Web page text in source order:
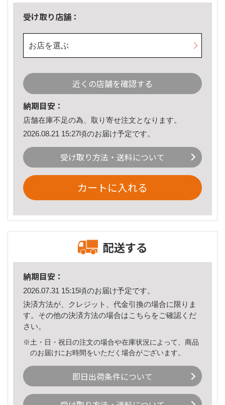
受け取り店舗：
お店を選ぶ
近くの店舗を確認する
納期目安：
店舗在庫不足の為、取り寄せ注文となります。
2026.08.21 15:27頃のお届け予定です。
受け取り方法・送料について
カートに入れる
配送する
納期目安：
2026.07.31 15:15頃のお届け予定です。
決済方法が、クレジット、代金引換の場合に限りま
す。その他の決済方法の場合はこちら をご確認くだ
さい。
※土・日・祝日の注文の場合や在庫状況によって、商品
のお届けにお時間をいただく場合がございます。
即日出荷条件について